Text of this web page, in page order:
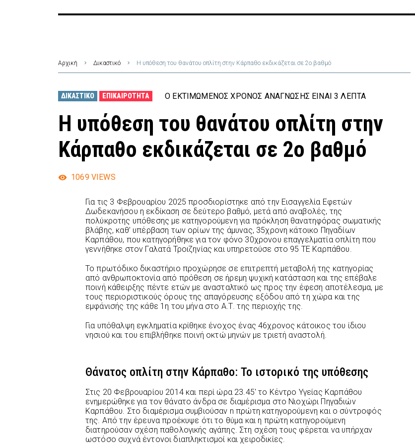
Αρχική Δικαστικό Η υπόθεση του θανάτου οπλίτη στην Κάρπαθο εκδικάζεται σε 2ο βαθμό
ΔΙΚΑΣΤΙΚΌ ΕΠΙΚΑΙΡΌΤΗΤΑ Ο ΕΚΤΙΜΏΜΕΝΟΣ ΧΡΌΝΟΣ ΑΝΆΓΝΩΣΗΣ ΕΊΝΑΙ 3 ΛΕΠΤΆ
Η υπόθεση του θανάτου οπλίτη στην
Κάρπαθο εκδικάζεται σε 2ο βαθμό
1069 VIEWS
Για τις 3 Φεβρουαρίου 2025 προσδιορίστηκε από την Εισαγγελία Εφετών
Δωδεκανήσου η εκδίκαση σε δεύτερο βαθμό, μετά από αναβολές, της
πολύκροτης υπόθεσης με κατηγορούμενη για πρόκληση θανατηφόρας σωματικής
βλάβης, καθ’ υπέρβαση των ορίων της άμυνας, 35χρονη κάτοικο Πηγαδίων
Καρπάθου, που κατηγορήθηκε για τον φόνο 30χρονου επαγγελματία οπλίτη που
γεννήθηκε στον Γαλατά Τροιζηνίας και υπηρετούσε στο 95 ΤΕ Καρπάθου.
Το πρωτόδικο δικαστήριο προχώρησε σε επιτρεπτή μεταβολή της κατηγορίας
από ανθρωποκτονία από πρόθεση σε ήρεμη ψυχική κατάσταση και της επέβαλε
ποινή κάθειρξης πέντε ετών με ανασταλτικό ως προς την έφεση αποτέλεσμα, με
τους περιοριστικούς όρους της απαγόρευσης εξόδου από τη χώρα και της
εμφάνισής της κάθε 1η του μήνα στο Α.Τ. της περιοχής της.
Για υπόθαλψη εγκληματία κρίθηκε ένοχος ένας 46χρονος κάτοικος του ίδιου
νησιού και του επιβλήθηκε ποινή οκτώ μηνών με τριετή αναστολή.
Θάνατος οπλίτη στην Κάρπαθο: Το ιστορικό της υπόθεσης
Στις 20 Φεβρουαρίου 2014 και περί ώρα 23.45′ το Κέντρο Υγείας Καρπάθου
ενημερώθηκε για τον θάνατο άνδρα σε διαμέρισμα στο Νιοχώρι Πηγαδιών
Καρπάθου. Στο διαμέρισμα συμβιούσαν n πρώτη κατηγορούμενη και ο σύντροφός
της. Από την έρευνα προέκυψε ότι το θύμα και η πρώτη κατηγορούμενη
διατηρούσαν σχέση παθολογικής αγάπης. Στη σχέση τους φέρεται να υπήρχαν
ωστόσο συχνά έντονοι διαπληκτισμοί και χειροδικίες.